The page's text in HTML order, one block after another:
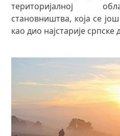
територијалној
становништва, која се
као дио најстарије српске